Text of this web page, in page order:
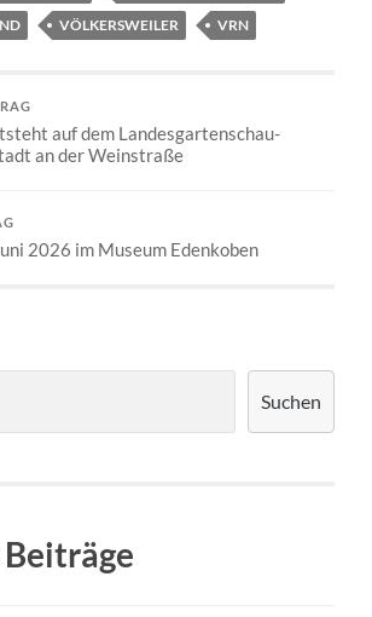
VÖLKERSWEILER VRN
auf dem Landesgartenschau-
an der Weinstraße
2026 im Museum Edenkoben
Suchen